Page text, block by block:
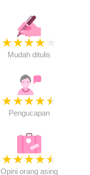
★★★★
Mudah ditulis
★★★★★
Pengucapan
★★★★★
Opini orang asing